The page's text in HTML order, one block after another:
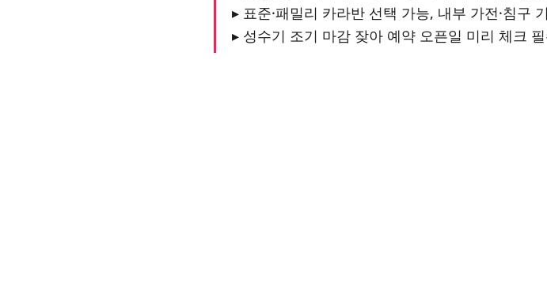
▸ 표준·패밀리 카라반 선택 가능, 내부 가전·침구
▸ 성수기 조기 마감 잦아 예약 오픈일 미리 체크